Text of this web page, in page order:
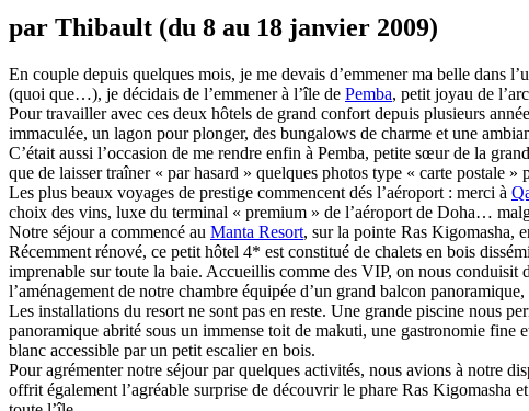
par Thibault (du 8 au 18 janvier 2009)
En couple depuis quelques mois, je me devais d’emmener ma belle
(quoi que…), je décidais de l’emmener à l’île de Pemba, petit joyau de
Pour travailler avec ces deux hôtels de grand confort depuis plusieurs
immaculée, un lagon pour plonger, des bungalows de charme et une
C’était aussi l’occasion de me rendre enfin à Pemba, petite sœur de la
que de laisser traîner « par hasard » quelques photos type « carte postale
Les plus beaux voyages de prestige commencent dés l’aéroport : merci à
choix des vins, luxe du terminal « premium » de l’aéroport de Doha…
Notre séjour a commencé au Manta Resort, sur la pointe Ras Kigomasha,
Récemment rénové, ce petit hôtel 4* est constitué de chalets en bois
imprenable sur toute la baie. Accueillis comme des VIP, on nous conduisit
l’aménagement de notre chambre équipée d’un grand balcon
Les installations du resort ne sont pas en reste. Une grande piscine nous
panoramique abrité sous un immense toit de makuti, une gastronomie fine
blanc accessible par un petit escalier en bois.
Pour agrémenter notre séjour par quelques activités, nous avions à notre
offrit également l’agréable surprise de découvrir le phare Ras Kigomasha